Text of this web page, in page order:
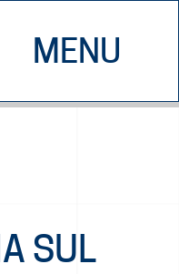
MENU
CHI SIAMO
SUL